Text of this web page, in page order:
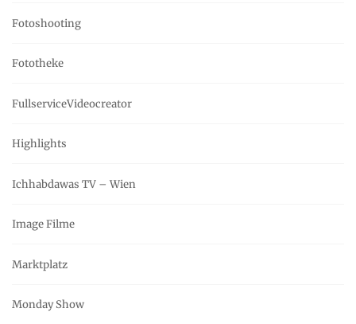
Fotoshooting
Fototheke
FullserviceVideocreator
Highlights
Ichhabdawas TV – Wien
Image Filme
Marktplatz
Monday Show